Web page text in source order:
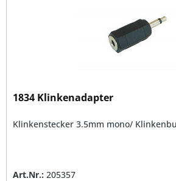
1834 Klinkenadapter
Klinkenstecker 3.5mm mono/
Art.Nr.: 205357